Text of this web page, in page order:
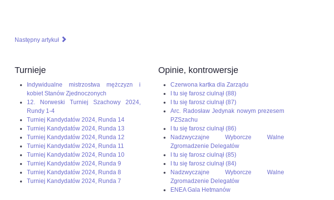
Następny artykuł
Turnieje
Indywidualne mistrzostwa mężczyzn i
kobiet Stanów Zjednoczonych
12. Norweski Turniej Szachowy 2024,
Rundy 1-4
Turniej Kandydatów 2024, Runda 14
Turniej Kandydatów 2024, Runda 13
Turniej Kandydatów 2024, Runda 12
Turniej Kandydatów 2024, Runda 11
Turniej Kandydatów 2024, Runda 10
Turniej Kandydatów 2024, Runda 9
Turniej Kandydatów 2024, Runda 8
Turniej Kandydatów 2024, Runda 7
Opinie, kontrowersje
Czerwona kartka dla Zarządu
I tu się farosz ciulnął (88)
I tu się farosz ciulnął (87)
Arc. Radosław Jedynak nowym prezesem
PZSzachu
I tu się farosz ciulnął (86)
Nadzwyczajne Wyborcze Walne
Zgromadzenie Delegatów
I tu się farosz ciulnął (85)
I tu się farosz ciulnął (84)
Nadzwyczajne Wyborcze Walne
Zgromadzenie Delegatów
ENEA Gala Hetmanów